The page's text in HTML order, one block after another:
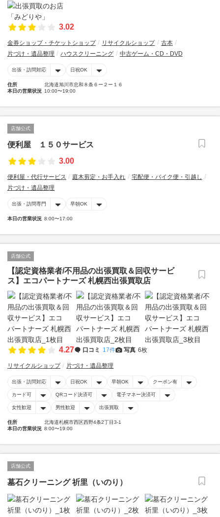
3.02
金券ショップ・チケットショップ リサイクルショップ
古本
片づけ・遺品整理
ハウスクリーニング 中古ゲーム・CD・DVD
出張・訪問対応 日祝OK
住所
北海道旭川市忠和８条６ー２ー１６
本日の営業状況 10:00〜19:00
店舗公式
便利屋 １５０サービス
3.00
便利屋・代行サービス 庭木剪定・お手入れ
宅配便・バイク便・引越し
片づけ・遺品整理
出張・訪問専門 早朝OK
本日の営業状況 8:00〜17:00
店舗公式
【認定資格業者/不用品の出張買取＆回収サービ
ス】エコパートナーズ 札幌西出張買取店
4.27 口コミ 17件 写真 6枚
リサイクルショップ 片づけ・遺品整理
出張・訪問対応 日祝OK 早朝OK クーポン有
カード可 QRコード決済可 電子マネー決済可
女性歓迎 男性歓迎 出張買取
住所
北海道札幌市西区西野4条2丁目3-1
本日の営業状況 8:00〜19:00
店舗公式
墓石クリーニング 祈里（いのり）